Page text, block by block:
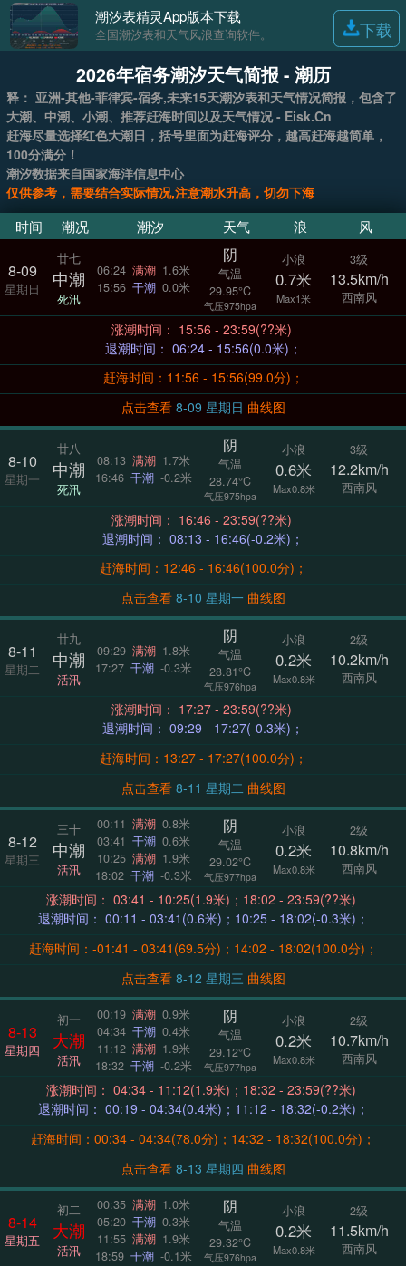
潮汐表精灵App版本下载
全国潮汐表和天气风浪查询软件。 下载
2026年宿务潮汐天气简报 - 潮历
释： 亚洲-其他-菲律宾-宿务,未来15天潮汐表和天气情况简报，包含了
大潮、中潮、小潮、推荐赶海时间以及天气情况 - Eisk.Cn
赶海尽量选择红色大潮日，括号里面为赶海评分，越高赶海越简单，
100分满分！
潮汐数据来自国家海洋信息中心
仅供参考，需要结合实际情况,注意潮水升高，切勿下海
时间 潮况 潮汐 天气 浪 风
8-09
星期日
廿七
中潮
死汛
06:24 满潮 1.6米
15:56 干潮 0.0米
阴
气温
29.95°C
气压975hpa
小浪
0.7米
Max1米
3级
13.5km/h
西南风
涨潮时间： 15:56 - 23:59(??米)
退潮时间： 06:24 - 15:56(0.0米)；
赶海时间：11:56 - 15:56(99.0分)；
点击查看
8-09 星期日 曲线图
8-10
星期一
廿八
中潮
死汛
08:13 满潮 1.7米
16:46 干潮 -0.2米
阴
气温
28.74°C
气压975hpa
小浪
0.6米
Max0.8米
3级
12.2km/h
西南风
涨潮时间： 16:46 - 23:59(??米)
退潮时间： 08:13 - 16:46(-0.2米)；
赶海时间：12:46 - 16:46(100.0分)；
点击查看
8-10 星期一 曲线图
8-11
星期二
廿九
中潮
活汛
09:29 满潮 1.8米
17:27 干潮 -0.3米
阴
气温
28.81°C
气压976hpa
小浪
0.2米
Max0.8米
2级
10.2km/h
西南风
涨潮时间： 17:27 - 23:59(??米)
退潮时间： 09:29 - 17:27(-0.3米)；
赶海时间：13:27 - 17:27(100.0分)；
点击查看
8-11 星期二 曲线图
8-12
星期三
三十
中潮
活汛
00:11 满潮 0.8米
03:41 干潮 0.6米
10:25 满潮 1.9米
18:02 干潮 -0.3米
阴
气温
29.02°C
气压977hpa
小浪
0.2米
Max0.8米
2级
10.8km/h
西南风
涨潮时间： 03:41 - 10:25(1.9米)；18:02 - 23:59(??米)
退潮时间： 00:11 - 03:41(0.6米)；10:25 - 18:02(-0.3米)；
赶海时间：-01:41 - 03:41(69.5分)；14:02 - 18:02(100.0分)；
点击查看
8-12 星期三 曲线图
8-13
星期四
初一
大潮
活汛
00:19 满潮 0.9米
04:34 干潮 0.4米
11:12 满潮 1.9米
18:32 干潮 -0.2米
阴
气温
29.12°C
气压977hpa
小浪
0.2米
Max0.8米
2级
10.7km/h
西南风
涨潮时间： 04:34 - 11:12(1.9米)；18:32 - 23:59(??米)
退潮时间： 00:19 - 04:34(0.4米)；11:12 - 18:32(-0.2米)；
赶海时间：00:34 - 04:34(78.0分)；14:32 - 18:32(100.0分)；
点击查看
8-13 星期四 曲线图
8-14
星期五
初二
大潮
活汛
00:35 满潮 1.0米
05:20 干潮 0.3米
11:55 满潮 1.9米
18:59 干潮 -0.1米
阴
气温
29.32°C
气压976hpa
小浪
0.2米
Max0.8米
2级
11.5km/h
西南风